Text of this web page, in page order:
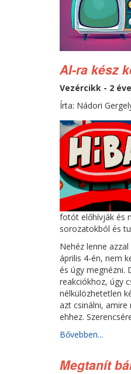
AI-ra kész
Vezércikk - 2 éve
Írta: Nádori
fotót előhívják és
sorozatokból és
Nehéz lenne
április 4-én, nem
és úgy megnézni.
reakciókhoz, úgy
nélkülözhetetlen
azt csinálni, amire
ehhez.
Bővebben...
Megtanít